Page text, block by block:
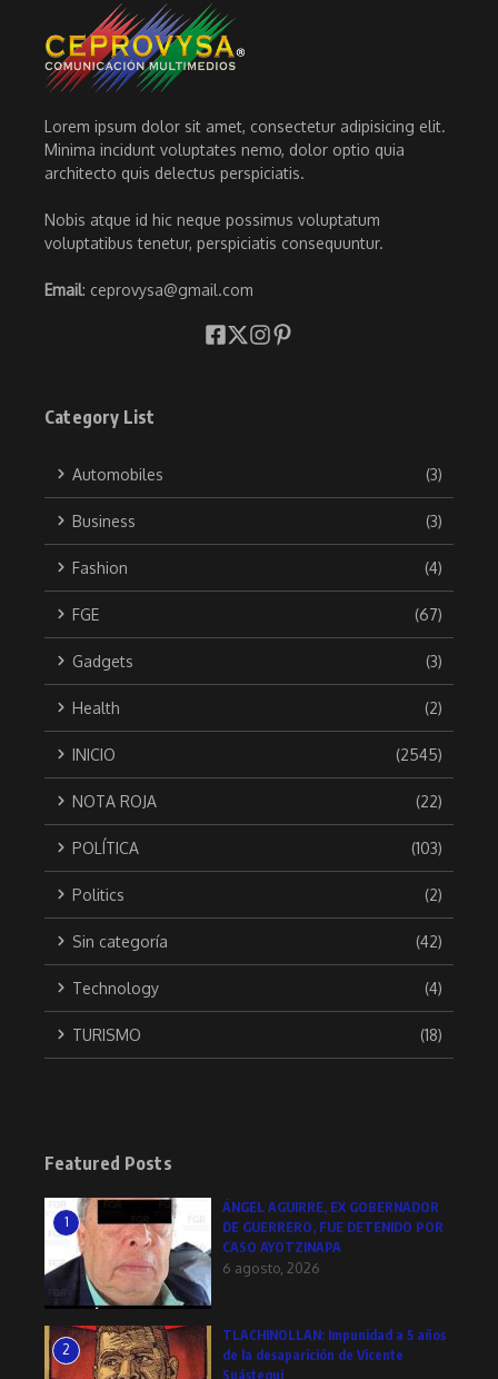
Lorem ipsum dolor sit amet, consectetur adipisicing elit.
Minima incidunt voluptates nemo, dolor optio quia
architecto quis delectus perspiciatis.
Nobis atque id hic neque possimus voluptatum
voluptatibus tenetur, perspiciatis consequuntur.
Email: ceprovysa@gmail.com
Category List
Automobiles (3)
Business (3)
Fashion (4)
FGE (67)
Gadgets (3)
Health (2)
INICIO (2545)
NOTA ROJA (22)
POLÍTICA (103)
Politics (2)
Sin categoría (42)
Technology (4)
TURISMO (18)
Featured Posts
1
ÁNGEL AGUIRRE, EX GOBERNADOR
DE GUERRERO, FUE DETENIDO POR
CASO AYOTZINAPA
6 agosto, 2026
2
TLACHINOLLAN: Impunidad a 5 años
de la desaparición de Vicente
Suástegui